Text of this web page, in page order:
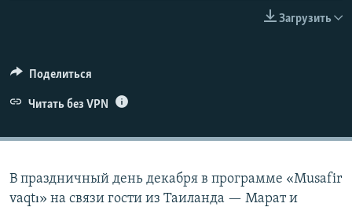
ELIFBE
УКРАИНСКАЯ ПРОБЛЕМА КРЫМА
Загрузить
Поделиться
Читать без VPN
В праздничный день декабря в программе «Musafir
vaqtı» на связи гости из Таиланда — Марат и